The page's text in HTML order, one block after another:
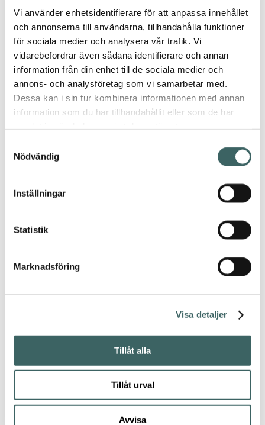
Vi använder enhetsidentifierare för att anpassa innehållet
och annonserna till användarna, tillhandahålla funktioner
för sociala medier och analysera vår trafik. Vi
vidarebefordrar även sådana identifierare och annan
information från din enhet till de sociala medier och
annons- och analysföretag som vi samarbetar med.
Dessa kan i sin tur kombinera informationen med annan
information som du har tillhandahållit eller som de har
Nödvändig
Inställningar
Statistik
Marknadsföring
Visa detaljer
Tillåt alla
Tillåt urval
Avvisa
1
1
×
Ceras
2